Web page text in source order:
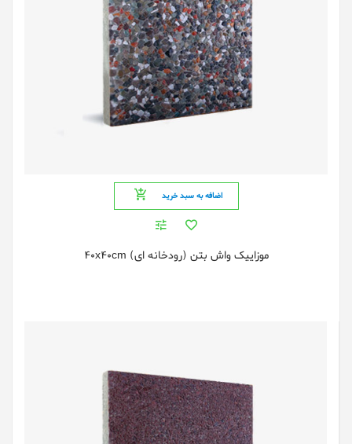
اضافه به سبد خرید
موزایيک واش بتن (رودخانه ای) 40x40cm